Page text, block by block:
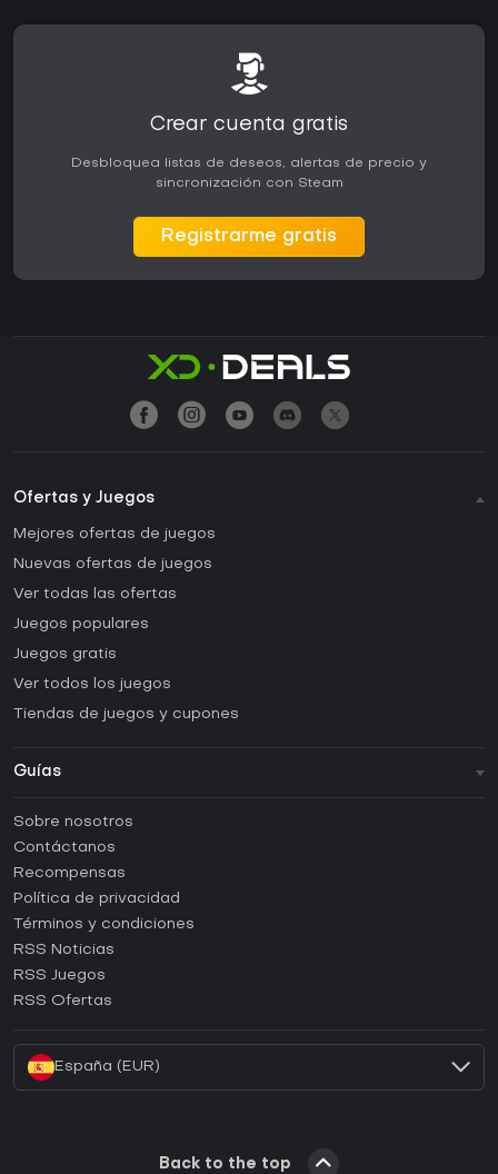
Crear cuenta gratis
Desbloquea listas de deseos, alertas de precio y
sincronización con Steam
Registrarme gratis
Ofertas y Juegos
Mejores ofertas de juegos
Nuevas ofertas de juegos
Ver todas las ofertas
Juegos populares
Juegos gratis
Ver todos los juegos
Tiendas de juegos y cupones
Guías
Guías y tutoriales
¿Cómo activar una CD Key de Steam?
¿Cómo activar una CD Key de Epic Games?
¿Cómo activar una CD Key de GOG?
¿Cómo activar una CD Key de Ubisoft Connect?
Sobre nosotros
Contáctanos
Recompensas
Política de privacidad
Términos y condiciones
RSS Noticias
RSS Juegos
RSS Ofertas
España (EUR)
Back to the top